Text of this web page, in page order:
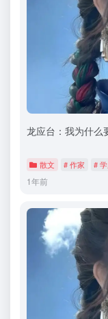
龙应台：我为什么
散文 # 作家 #
1年前